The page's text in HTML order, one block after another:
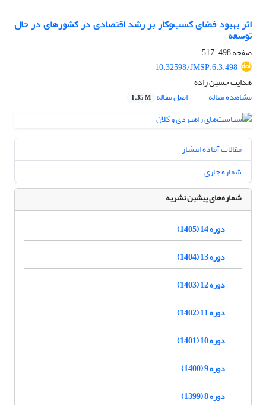
اثر بهبود فضای کسب‌وکار بر رشد اقتصادی در کشورهای در حال
توسعه
صفحه498-517
10.32598/JMSP.6.3.498
هدایت حسین زاده
مشاهده مقاله
اصل مقاله 1.35 M
مقالات آماده انتشار
شماره جاری
شماره‌های پیشین نشریه
دوره 14 (1405)
دوره 13 (1404)
دوره 12 (1403)
دوره 11 (1402)
دوره 10 (1401)
دوره 9 (1400)
دوره 8 (1399)